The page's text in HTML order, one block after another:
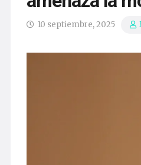
10 septiembre, 2025